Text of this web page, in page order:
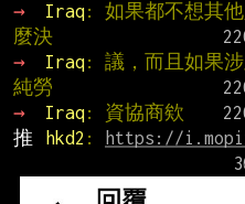
→
Iraq: 如果都不想其
麼決
→
Iraq: 議，而且如果涉
純勞
→
Iraq: 資協商欸
推
hkd2 :
https://